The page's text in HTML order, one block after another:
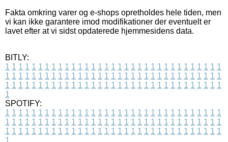
Fakta omkring varer og e-shops opretholdes hele tiden, men
vi kan ikke garantere imod modifikationer der eventuelt er
lavet efter at vi sidst opdaterede hjemmesidens data.
BITLY:
1 1 1 1 1 1 1 1 1 1 1 1 1 1 1 1 1 1 1 1 1 1 1 1 1 1 1 1 1 1 1 1 1
1 1 1 1 1 1 1 1 1 1 1 1 1 1 1 1 1 1 1 1 1 1 1 1 1 1 1 1 1 1 1 1 1
1 1 1 1 1 1 1 1 1 1 1 1 1 1 1 1 1 1 1 1 1 1 1 1 1 1 1 1 1 1 1 1 1
1
SPOTIFY:
1 1 1 1 1 1 1 1 1 1 1 1 1 1 1 1 1 1 1 1 1 1 1 1 1 1 1 1 1 1 1 1 1
1 1 1 1 1 1 1 1 1 1 1 1 1 1 1 1 1 1 1 1 1 1 1 1 1 1 1 1 1 1 1 1 1
1 1 1 1 1 1 1 1 1 1 1 1 1 1 1 1 1 1 1 1 1 1 1 1 1 1 1 1 1 1 1 1 1
1